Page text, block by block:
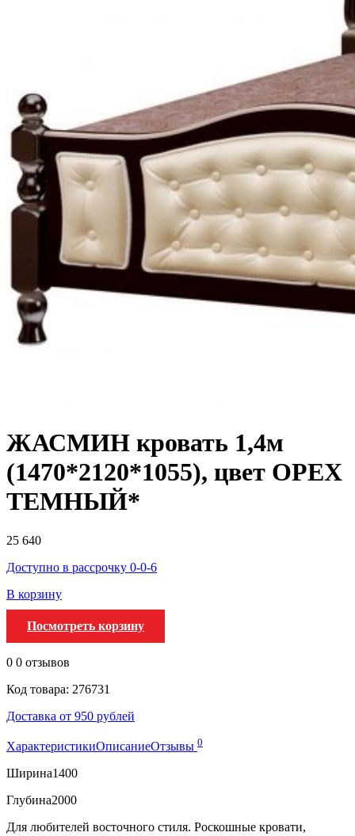
ЖАСМИН кровать 1,4м
(1470*2120*1055), цвет ОРЕХ
ТЕМНЫЙ*
25 640
Доступно в рассрочку 0-0-6
В корзину
Посмотреть корзину
0 0 отзывов
Код товара: 276731
Доставка от 950 рублей
ХарактеристикиОписаниеОтзывы 0
Ширина1400
Глубина2000
Для любителей восточного стиля. Роскошные кровати,